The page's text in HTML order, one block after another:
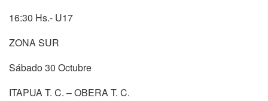
16:30 Hs.- U17
ZONA SUR
Sábado 30 Octubre
ITAPUA T. C. – OBERA T. C.